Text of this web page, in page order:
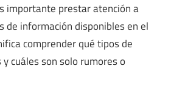
importante prestar atención a
de información disponibles en el
comprender qué tipos de
cuáles son solo rumores o